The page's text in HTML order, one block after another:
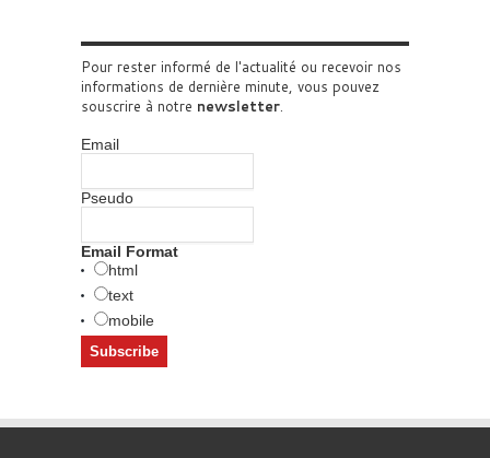
Pour rester informé de l'actualité ou recevoir nos
informations de dernière minute, vous pouvez
souscrire à notre newsletter.
Email
Pseudo
Email Format
html
text
mobile